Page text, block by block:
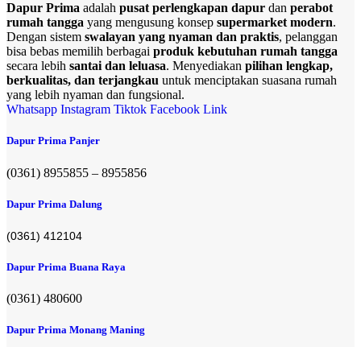
Dapur Prima adalah pusat perlengkapan dapur dan perabot
rumah tangga yang mengusung konsep supermarket modern.
Dengan sistem swalayan yang nyaman dan praktis, pelanggan
bisa bebas memilih berbagai produk kebutuhan rumah tangga
secara lebih santai dan leluasa. Menyediakan pilihan lengkap,
berkualitas, dan terjangkau untuk menciptakan suasana rumah
yang lebih nyaman dan fungsional.
Whatsapp Instagram Tiktok Facebook Link
Dapur Prima Panjer
(0361) 8955855 – 8955856​
Dapur Prima Dalung
(0361) 412104
Dapur Prima Buana Raya
(0361) 480600
Dapur Prima Monang Maning